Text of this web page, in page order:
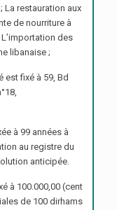
restauration aux
de nourriture à
des
libanaise ;
est fixé à 59, Bd
à 99 années à
au registre du
anticipée.
à 100.000,00 (cent
de 100 dirhams